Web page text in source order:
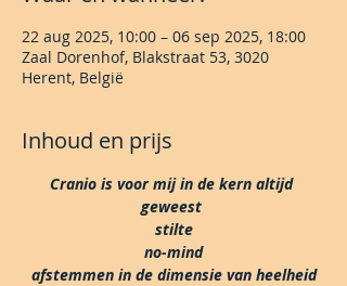
22 aug 2025, 10:00 – 06 sep 2025, 18:00
Zaal Dorenhof, Blakstraat 53, 3020
Herent, België
Inhoud en prijs
Cranio is voor mij in de kern altijd
geweest
stilte
no-mind
afstemmen in de dimensie van heelheid